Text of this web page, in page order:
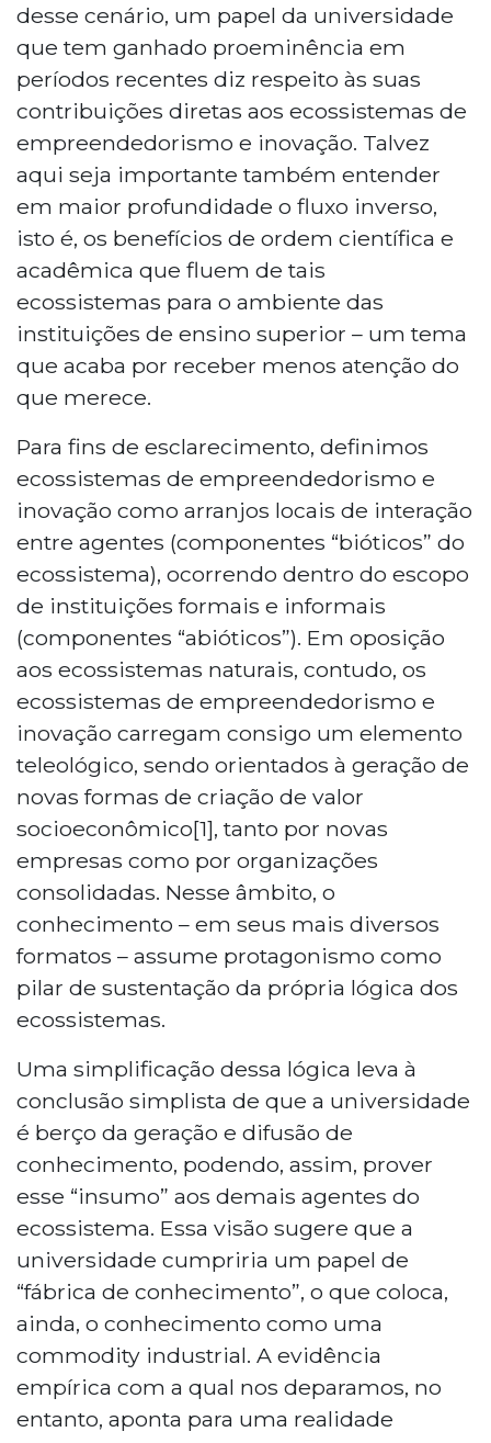
desse cenário, um papel da universidade
que tem ganhado proeminência em
períodos recentes diz respeito às suas
contribuições diretas aos ecossistemas de
empreendedorismo e inovação. Talvez
aqui seja importante também entender
em maior profundidade o fluxo inverso,
isto é, os benefícios de ordem científica e
acadêmica que fluem de tais
ecossistemas para o ambiente das
instituições de ensino superior – um tema
que acaba por receber menos atenção do
que merece.
Para fins de esclarecimento, definimos
ecossistemas de empreendedorismo e
inovação como arranjos locais de interação
entre agentes (componentes “bióticos” do
ecossistema), ocorrendo dentro do escopo
de instituições formais e informais
(componentes “abióticos”). Em oposição
aos ecossistemas naturais, contudo, os
ecossistemas de empreendedorismo e
inovação carregam consigo um elemento
teleológico, sendo orientados à geração de
novas formas de criação de valor
socioeconômico[1], tanto por novas
empresas como por organizações
consolidadas. Nesse âmbito, o
conhecimento – em seus mais diversos
formatos – assume protagonismo como
pilar de sustentação da própria lógica dos
ecossistemas.
Uma simplificação dessa lógica leva à
conclusão simplista de que a universidade
é berço da geração e difusão de
conhecimento, podendo, assim, prover
esse “insumo” aos demais agentes do
ecossistema. Essa visão sugere que a
universidade cumpriria um papel de
“fábrica de conhecimento”, o que coloca,
ainda, o conhecimento como uma
commodity industrial. A evidência
empírica com a qual nos deparamos, no
entanto, aponta para uma realidade